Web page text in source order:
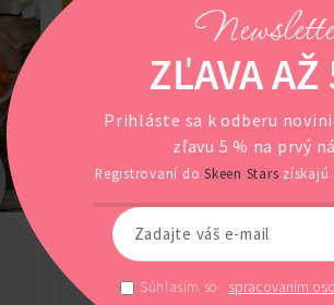
NATURAL METABOLIC
Na čo v tele slúži
GLP-1?
ZĽAVA
Prihláste sa k odberu
zľavu 5 % na prvý
Registrovaní do Skeen Stars získajú
Súhlasím so spracovaním